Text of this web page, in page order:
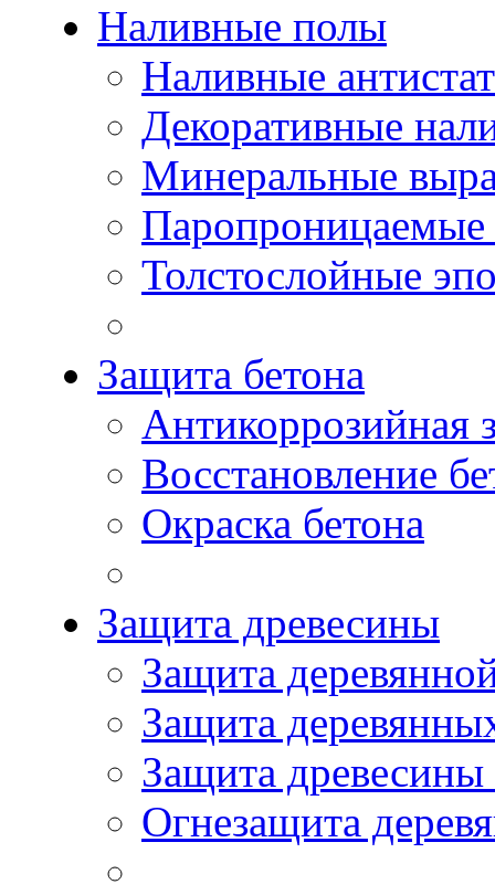
Наливные полы
Наливные
Декоративные
Минеральные
Толстослойные
Защита бетона
Антикоррозийная
Восстановление
Окраска бетона
Защита древесины
Защита
Защита
Защита
Огнезащита